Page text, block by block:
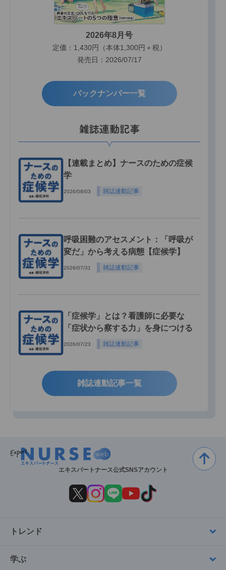
2026年8月号
定価：1,430円（本体1,300円＋税）
発売日：2026/07/17
バックナンバー一覧
雑誌連動記事
【連載まとめ】ナースのための症候
学
2026/08/03 雑誌連動記事
呼吸困難のアセスメント：「呼吸が
変だ」から考える病態【症候学】
2026/07/31 雑誌連動記事
「症候学」とは？看護師に必要な
「症状から察する力」を身につける
2026/07/23 雑誌連動記事
雑誌連動記事一覧
エキスパートナース公式SNSアカウント
トレンド
学ぶ